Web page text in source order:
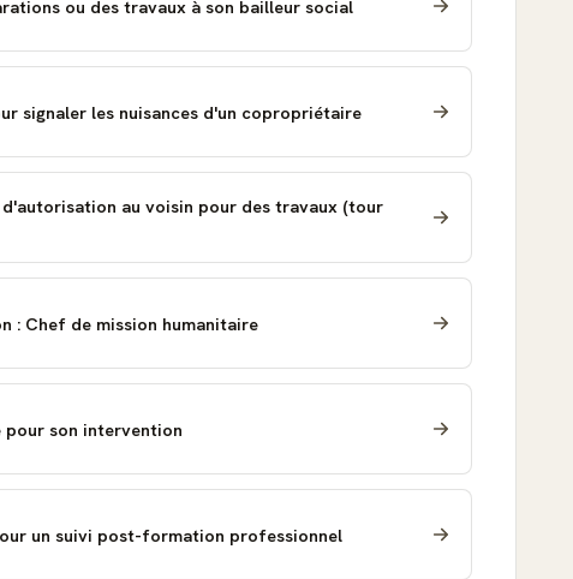
ou des travaux à son bailleur social
signaler les nuisances d'un copropriétaire
au voisin pour des travaux (tour
: Chef de mission humanitaire
pour son intervention
un suivi post-formation professionnel